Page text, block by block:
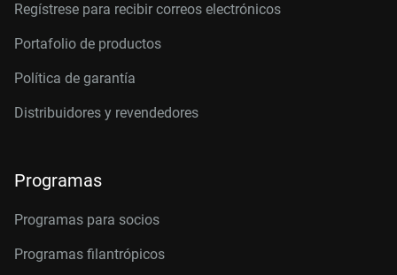
Regístrese para recibir correos electrónicos
Portafolio de productos
Política de garantía
Distribuidores y revendedores
Programas
Programas para socios
Programas filantrópicos